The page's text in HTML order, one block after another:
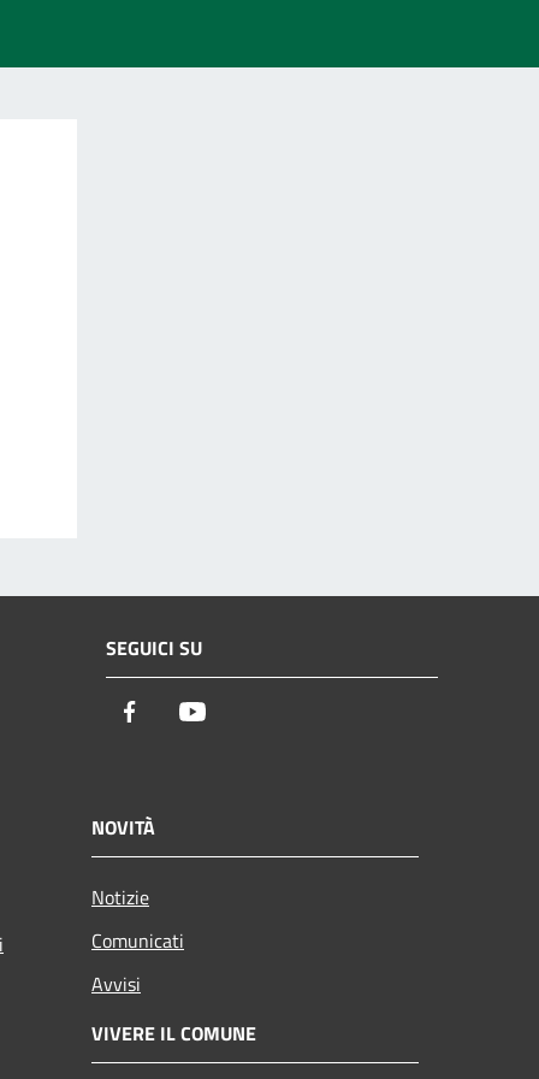
SEGUICI SU
Facebook
NOVITÀ
Notizie
Comunicati
Avvisi
VIVERE IL COMUNE